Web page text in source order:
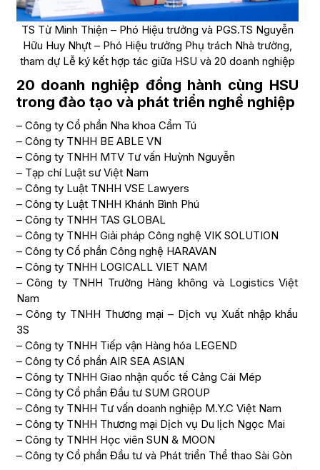
TS Từ Minh Thiện – Phó Hiệu trưởng và PGS.TS Nguyễn
Hữu Huy Nhựt – Phó Hiệu trưởng Phụ trách Nhà trường,
tham dự Lễ ký kết hợp tác giữa HSU và 20 doanh nghiệp
20 doanh nghiệp đồng hành cùng HSU
trong đào tạo và phát triển nghề nghiệp
– Công ty Cổ phần Nha khoa Cẩm Tú
– Công ty TNHH BE ABLE VN
– Công ty TNHH MTV Tư vấn Huỳnh Nguyễn
– Tạp chí Luật sư Việt Nam
– Công ty Luật TNHH VSE Lawyers
– Công ty Luật TNHH Khánh Bình Phú
– Công ty TNHH TAS GLOBAL
– Công ty TNHH Giải pháp Công nghệ VIK SOLUTION
– Công ty Cổ phần Công nghệ HARAVAN
– Công ty TNHH LOGICALL VIET NAM
– Công ty TNHH Trường Hàng không và Logistics Việt
Nam
– Công ty TNHH Thương mại – Dịch vụ Xuất nhập khẩu
3S
– Công ty TNHH Tiếp vận Hàng hóa LEGEND
– Công ty Cổ phần AIR SEA ASIAN
– Công ty TNHH Giao nhận quốc tế Cảng Cái Mép
– Công ty Cổ phần Đầu tư SUM GROUP
– Công ty TNHH Tư vấn doanh nghiệp M.Y.C Việt Nam
– Công ty TNHH Thương mại Dịch vụ Du lịch Ngọc Mai
– Công ty TNHH Học viên SUN & MOON
– Công ty Cổ phần Đầu tư và Phát triển Thể thao Sài Gòn